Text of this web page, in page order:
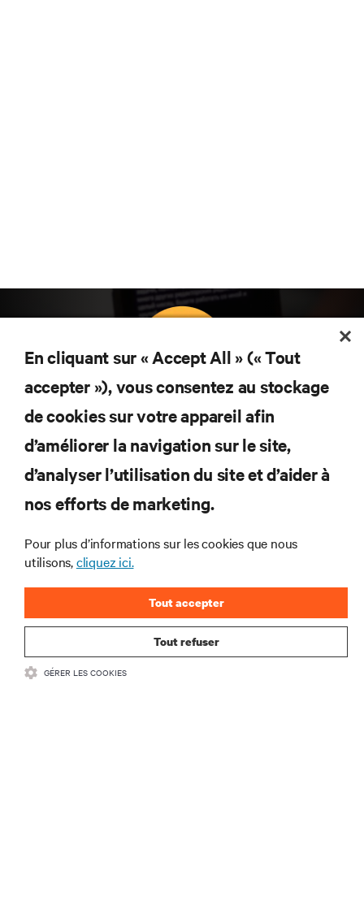
Abonnez-vous pour connaître les dernières
tendances technologiques
Recevez régulièrement l’actualité sur les sujets les
plus importants du secteur, ainsi que les dernières
interventions et avis de nos experts sur la gestion,
l’alimentation et le refroidissement des data centers
et des infrastructures informatiques critiques.
S’INSCRIRE MAINTENANT
En cliquant sur « Accept All » (« Tout
accepter »), vous consentez au stockage
de cookies sur votre appareil afin
d’améliorer la navigation sur le site,
d’analyser l’utilisation du site et d’aider à
nos efforts de marketing.
Pour plus d’informations sur les cookies que nous
utilisons,cliquez ici.
Tout refuser
Tout accepter
GÉRER LES COOKIES